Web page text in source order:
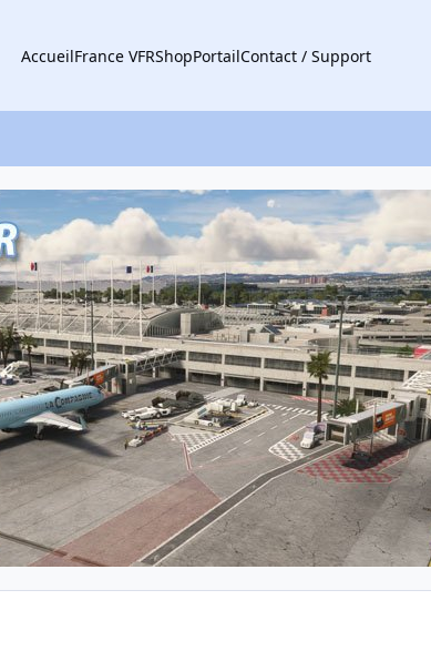
AccueilFrance VFRShopPortailContact / Support